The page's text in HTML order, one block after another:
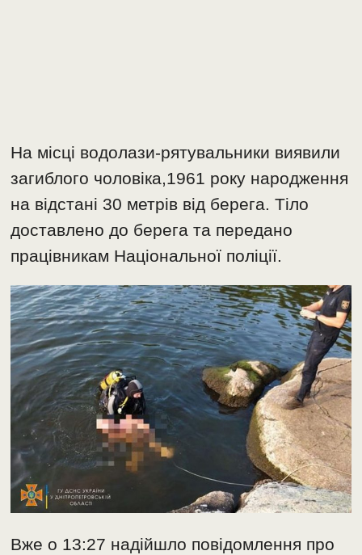
На місці водолази-рятувальники виявили
загиблого чоловіка,1961 року народження
на відстані 30 метрів від берега. Тіло
доставлено до берега та передано
працівникам Національної поліції.
Вже о 13:27 надійшло повідомлення про